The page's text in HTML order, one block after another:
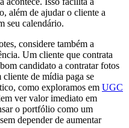
além de ajudar o cliente a
seu calendário.
considere também a
Um cliente que contrata
candidato a contratar fotos
de mídia paga se
como exploramos em UGC
ver valor imediato em
o portfólio como um
depender de aumentar